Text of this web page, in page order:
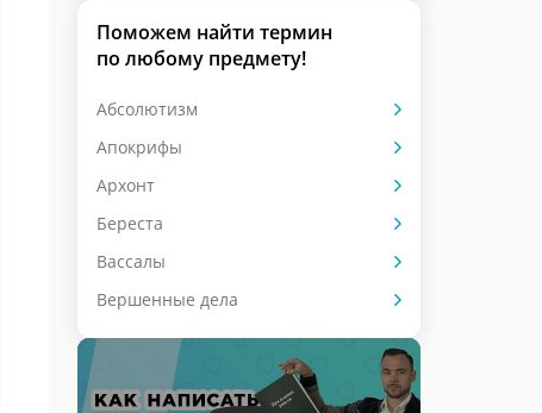
Поможем найти термин
по любому предмету!
Абсолютизм
Апокрифы
Архонт
Береста
Вассалы
Вершенные дела